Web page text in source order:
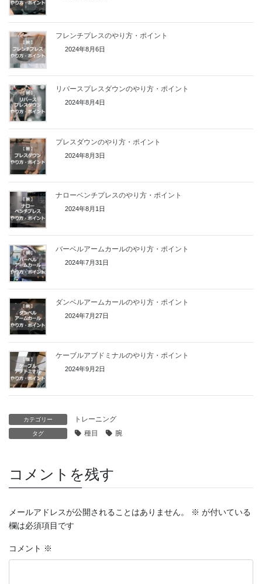
フレンチプレスのやり方・ポイント
2024年8月6日
リバースプレスダウンのやり方・ポイント
2024年8月4日
プレスダウンのやり方・ポイント
2024年8月3日
ナローベンチプレスのやり方・ポイント
2024年8月1日
バーベルアームカールのやり方・ポイント
2024年7月31日
ダンベルアームカールのやり方・ポイント
2024年7月27日
ケーブルアブドミナルのやり方・ポイント
2024年9月2日
カテゴリー トレーニング
タグ 種目 腕
コメントを残す
メールアドレスが公開されることはありません。 ※ が付いている
欄は必須項目です
コメント ※